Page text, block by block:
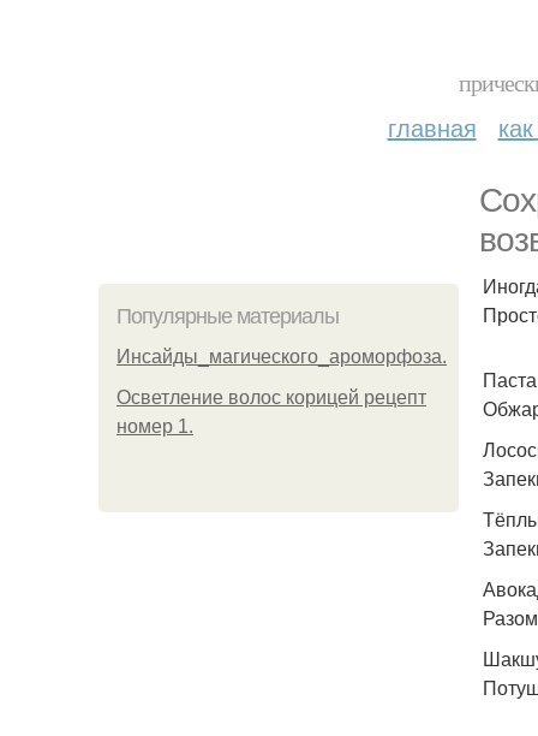
главная
Популярные материалы
Инсайды_магического_ароморфоза.
Осветление волос корицей рецепт
номер 1.